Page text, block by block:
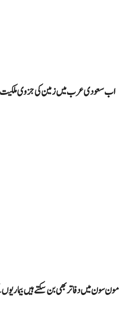
اب سعودی عرب میں زمین کی جزوی ملکیت
مون سون میں دفاتر بھی بن سکتے ہیں